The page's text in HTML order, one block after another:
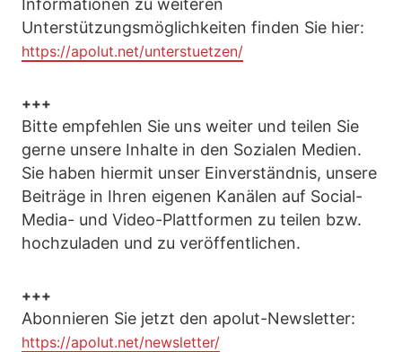
Informationen zu weiteren
Unterstützungsmöglichkeiten finden Sie hier:
https://apolut.net/unterstuetzen/
+++
Bitte empfehlen Sie uns weiter und teilen Sie
gerne unsere Inhalte in den Sozialen Medien.
Sie haben hiermit unser Einverständnis, unsere
Beiträge in Ihren eigenen Kanälen auf Social-
Media- und Video-Plattformen zu teilen bzw.
hochzuladen und zu veröffentlichen.
+++
Abonnieren Sie jetzt den apolut-Newsletter:
https://apolut.net/newsletter/